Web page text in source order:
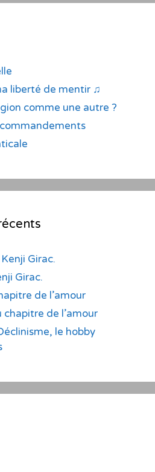
liberté de mentir ♫
comme une autre ?
Girac.
Girac.
de l’amour
chapitre de l’amour
le hobby